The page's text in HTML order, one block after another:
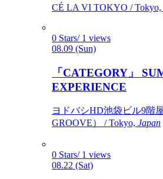
CÉ LA VI TOKYO / Tokyo,
0 Stars/ 1 views
08.09 (Sun)
「CATEGORY」
EXPERIENCE
ヨドバシHD池袋ビル9階
GROOVE） / Tokyo, Japan
0 Stars/ 1 views
08.22 (Sat)